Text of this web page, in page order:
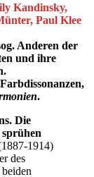
Kandinsky,
Paul Klee
Anderen der
und ihre
.
Die
1914)
des